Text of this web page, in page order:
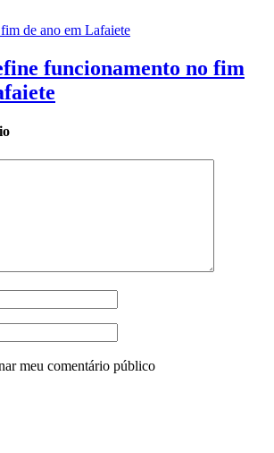
funcionamento no fim
meu comentário público